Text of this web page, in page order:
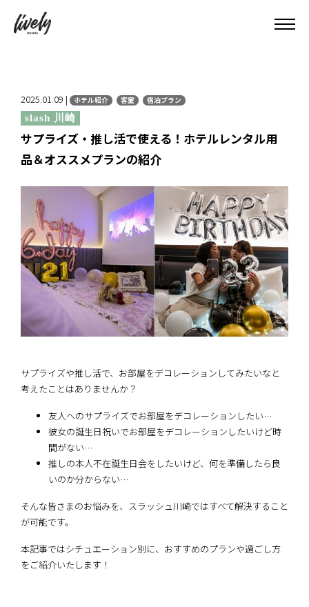
2025.01.09 | ホテル紹介 客室 宿泊プラン
slash 川崎
サプライズ・推し活で使える！ホテルレンタル用
品＆オススメプランの紹介
サプライズや推し活で、お部屋をデコレーションしてみたいなと
考えたことはありませんか？
友人へのサプライズでお部屋をデコレーションしたい…
彼女の誕生日祝いでお部屋をデコレーションしたいけど時
間がない…
推しの本人不在誕生日会をしたいけど、何を準備したら良
いのか分からない…
そんな皆さまのお悩みを、スラッシュ川崎ではすべて解決すること
が可能です。
本記事ではシチュエーション別に、おすすめのプランや過ごし方
をご紹介いたします！